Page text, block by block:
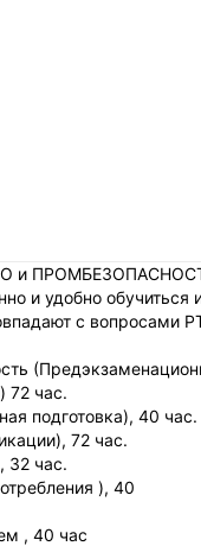
и
и удобно
с вопросами
72 час.
подготовка), 40 час.
72 час.
32 час.
), 40
, 40 час